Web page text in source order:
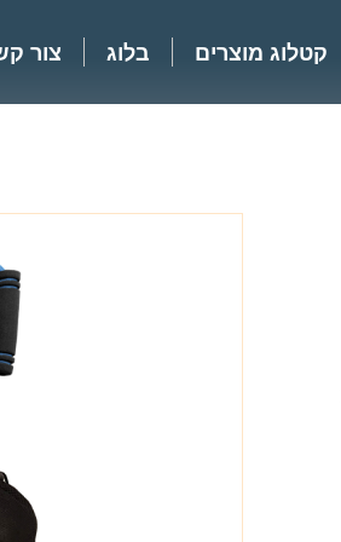
קטלוג מוצרים בלוג צור